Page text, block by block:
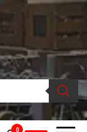
on vaihtoehtomusaan
verkko- sekä
Helsingissä Kallion
sydämessä.
0